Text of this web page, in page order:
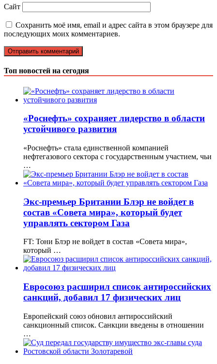
Сайт
Сохранить моё имя, email и адрес сайта в этом браузере для
последующих моих комментариев.
Топ новостей на сегодня
«Роснефть» сохраняет лидерство в области
устойчивого развития
«Роснефть» стала единственной компанией
нефтегазового сектора с государственным участием, чьи
…
Экс-премьер Британии Блэр не войдет в
состав «Совета мира», который будет
управлять сектором Газа
FT: Тони Блэр не войдет в состав «Совета мира»,
который …
Евросоюз расширил список антироссийских
санкций, добавил 17 физических лиц
Европейский союз обновил антироссийский
санкционный список. Санкции введены в отношении
…